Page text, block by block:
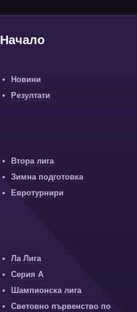
Начало
Новини
Резултати
Втора лига
Зимна подготовка
Евротурнири
Ла Лига
Серия А
Шампионска лига
Световно първенство по